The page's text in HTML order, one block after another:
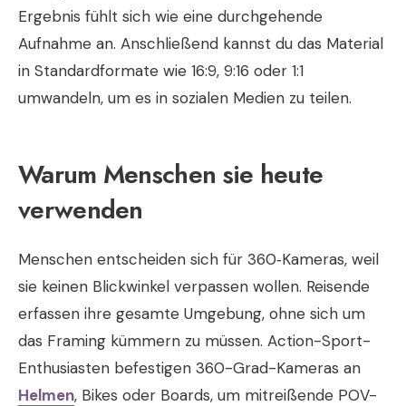
Ergebnis fühlt sich wie eine durchgehende
Aufnahme an. Anschließend kannst du das Material
in Standardformate wie 16:9, 9:16 oder 1:1
umwandeln, um es in sozialen Medien zu teilen.
Warum Menschen sie heute
verwenden
Menschen entscheiden sich für 360‑Kameras, weil
sie keinen Blickwinkel verpassen wollen. Reisende
erfassen ihre gesamte Umgebung, ohne sich um
das Framing kümmern zu müssen. Action-Sport-
Enthusiasten befestigen 360-Grad-Kameras an
Helmen, Bikes oder Boards, um mitreißende POV-